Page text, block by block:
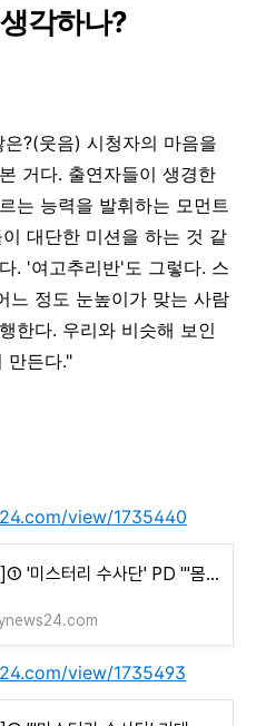
각하나?
?(웃음) 시청자의 마음을
거다. 출연자들이 생경한
는 능력을 발휘하는 모먼트
대단한 미션을 하는 것 같
. '여고추리반'도 그렇다. 스
느 정도 눈높이가 맞는 사람
한다. 우리와 비슷해 보인
만든다."
view/1735440
[조이人]① '미스터리 수사단' PD "'몸 풀리니 끝났다' 아쉬워, 빠른 진행 의도"
view/1735493